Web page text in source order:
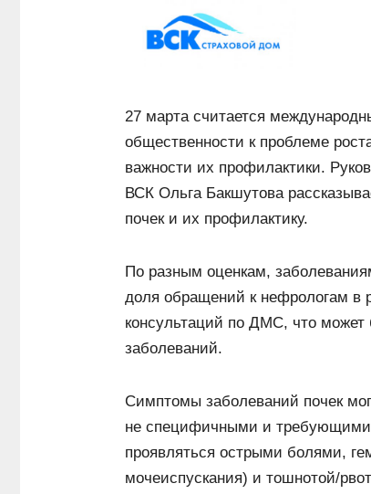
27 марта считается
общественности к проблеме
важности их профилактики.
ВСК Ольга Бакшутова
почек и их профилактику.
По разным оценкам,
доля обращений к нефрологам в
консультаций по ДМС, что может
заболеваний.
Симптомы заболеваний почек
не специфичными и требующими
проявляться острыми болями,
мочеиспускания) и тошнотой/